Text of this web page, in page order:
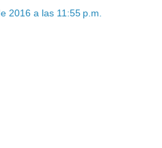
2016 a las 11:55 p.m.